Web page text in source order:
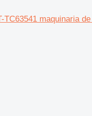
maquinaria